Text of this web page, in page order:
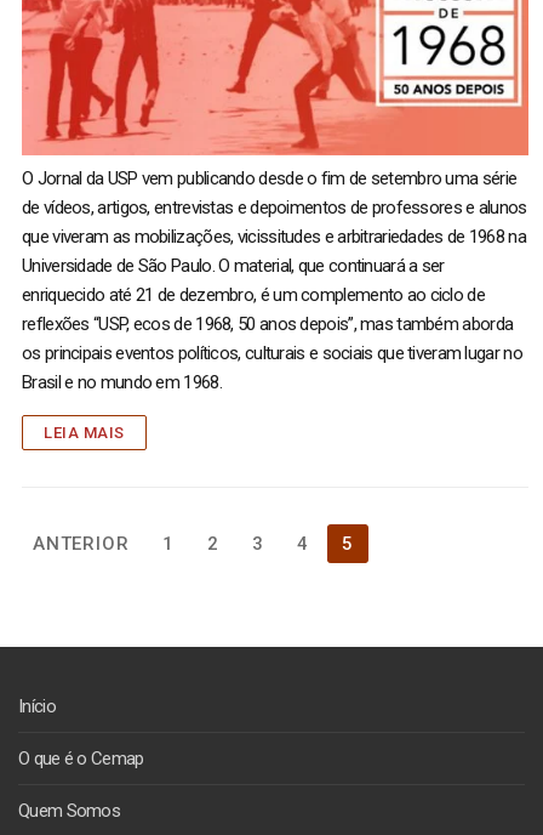
O Jornal da USP vem publicando desde o fim de setembro uma série
de vídeos, artigos, entrevistas e depoimentos de professores e alunos
que viveram as mobilizações, vicissitudes e arbitrariedades de 1968 na
Universidade de São Paulo. O material, que continuará a ser
enriquecido até 21 de dezembro, é um complemento ao ciclo de
reflexões “USP, ecos de 1968, 50 anos depois”, mas também aborda
os principais eventos políticos, culturais e sociais que tiveram lugar no
Brasil e no mundo em 1968.
LEIA MAIS
Paginação
ANTERIOR 1 2 3 4 5
Início
O que é o Cemap
Quem Somos